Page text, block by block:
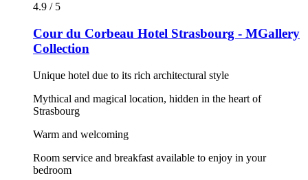
4.9 / 5
Cour du Corbeau Hotel Strasbourg - MGallery
Collection
Unique hotel due to its rich architectural style
Mythical and magical location, hidden in the heart of
Strasbourg
Warm and welcoming
Room service and breakfast available to enjoy in your
bedroom